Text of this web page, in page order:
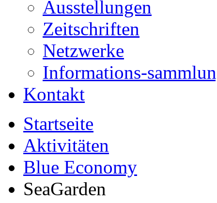
Ausstellungen
Zeitschriften
Netzwerke
Informations-
Kontakt
Startseite
Aktivitäten
Blue Economy
SeaGarden